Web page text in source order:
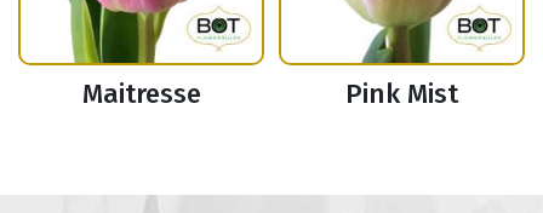
Maitresse Pink Mist